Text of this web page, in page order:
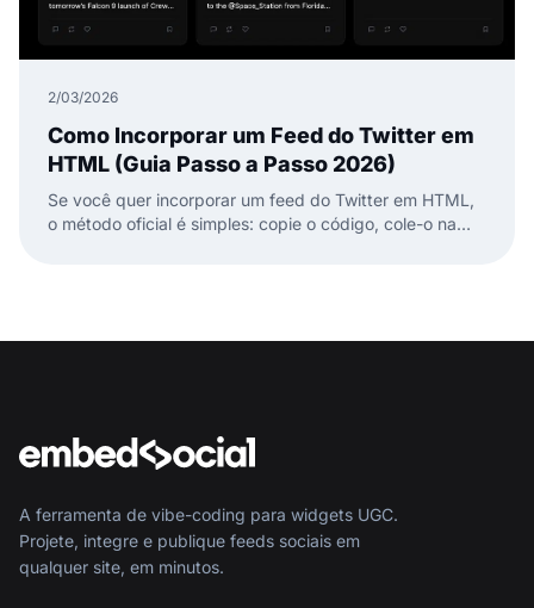
2/03/2026
Como Incorporar um Feed do Twitter em
HTML (Guia Passo a Passo 2026)
Se você quer incorporar um feed do Twitter em HTML,
o método oficial é simples: copie o código, cole-o na
A ferramenta de vibe-coding para widgets UGC.
Projete, integre e publique feeds sociais em
qualquer site, em minutos.